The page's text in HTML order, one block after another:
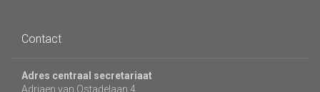
Contact
Adres centraal secretariaat
Adriaen van Ostadelaan 4